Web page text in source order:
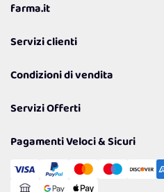
farma.it
Coupon
Lavora con noi
Politiche per la parità di genere
Servizi clienti
Richiamami
Resi
Condizioni di vendita
Spedizioni
Cookie Policy
Gestisci Cookie
Servizi Offerti
Reso Facile e Veloce
Pagamenti Veloci & Sicuri